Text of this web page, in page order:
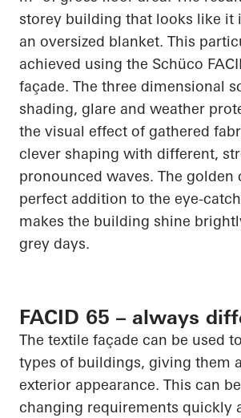
storey building that looks like it
an oversized blanket. This
achieved using the Schüco
façade. The three dimensional
shading, glare and weather
the visual effect of gathered
clever shaping with different,
pronounced waves. The golden
perfect addition to the eye-
makes the building shine
grey days.
FACID 65 – always
The textile façade can be used
types of buildings, giving them
exterior appearance. This can
changing requirements quickly